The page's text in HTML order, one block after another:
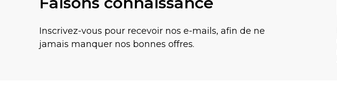
Inscrivez-vous pour recevoir nos e-mails, afin de ne
jamais manquer nos bonnes offres.